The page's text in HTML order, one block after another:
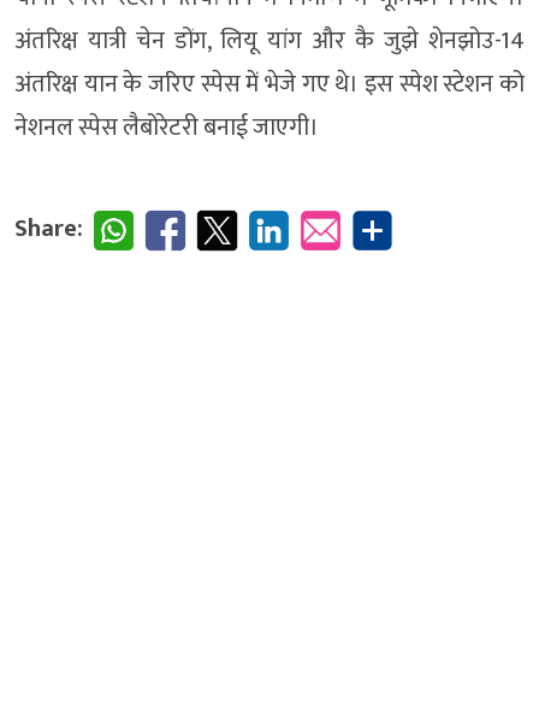
अंतरिक्ष यात्री चेन डोंग, लियू यांग और कै जुझे शेनझोउ-14
अंतरिक्ष यान के जरिए स्पेस में भेजे गए थे। इस स्पेश स्टेशन को
नेशनल स्पेस लैबोरेटरी बनाई जाएगी।
Share: